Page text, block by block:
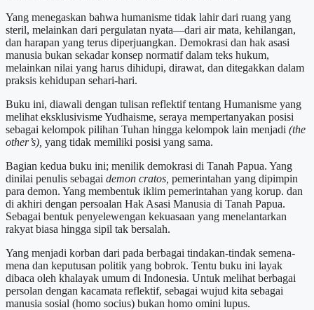
Yang menegaskan bahwa humanisme tidak lahir dari ruang yang
steril, melainkan dari pergulatan nyata—dari air mata, kehilangan,
dan harapan yang terus diperjuangkan. Demokrasi dan hak asasi
manusia bukan sekadar konsep normatif dalam teks hukum,
melainkan nilai yang harus dihidupi, dirawat, dan ditegakkan dalam
praksis kehidupan sehari-hari.
Buku ini, diawali dengan tulisan reflektif tentang Humanisme yang
melihat eksklusivisme Yudhaisme, seraya mempertanyakan posisi
sebagai kelompok pilihan Tuhan hingga kelompok lain menjadi (the
other’s), yang tidak memiliki posisi yang sama.
Bagian kedua buku ini; menilik demokrasi di Tanah Papua. Yang
dinilai penulis sebagai demon cratos, pemerintahan yang dipimpin
para demon. Yang membentuk iklim pemerintahan yang korup. dan
di akhiri dengan persoalan Hak Asasi Manusia di Tanah Papua.
Sebagai bentuk penyelewengan kekuasaan yang menelantarkan
rakyat biasa hingga sipil tak bersalah.
Yang menjadi korban dari pada berbagai tindakan-tindak semena-
mena dan keputusan politik yang bobrok. Tentu buku ini layak
dibaca oleh khalayak umum di Indonesia. Untuk melihat berbagai
persolan dengan kacamata reflektif, sebagai wujud kita sebagai
manusia sosial (homo socius) bukan homo omini lupus.